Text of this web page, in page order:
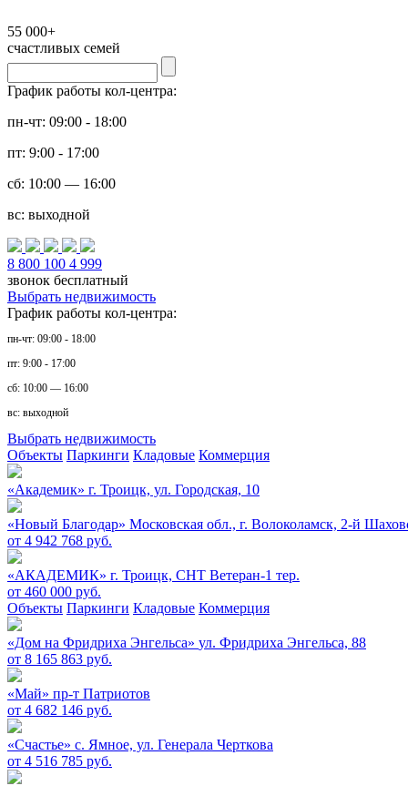
55 000+
счастливых семей
График работы кол-центра:
пн-чт: 09:00 - 18:00
пт: 9:00 - 17:00
сб: 10:00 — 16:00
вс: выходной
8 800 100 4 999
звонок бесплатный
Выбрать недвижимость
График работы кол-центра:
пн-чт: 09:00 - 18:00
пт: 9:00 - 17:00
сб: 10:00 — 16:00
вс: выходной
Выбрать недвижимость
Объекты Паркинги Кладовые Коммерция
«Академик» г. Троицк, ул. Городская, 10
«Новый Благодар» Московская обл., г. Волоколамск, 2-й
от 4 942 768 руб.
«АКАДЕМИК» г. Троицк, СНТ Ветеран-1 тер.
от 460 000 руб.
Объекты Паркинги Кладовые Коммерция
«Дом на Фридриха Энгельса» ул. Фридриха Энгельса, 88
от 8 165 863 руб.
«Май» пр-т Патриотов
от 4 682 146 руб.
«Счастье» c. Ямное, ул. Генерала Черткова
от 4 516 785 руб.